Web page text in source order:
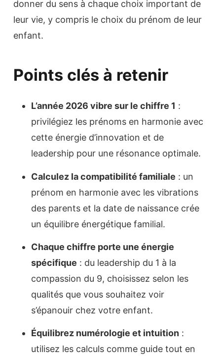
donner du sens à chaque choix important de
leur vie, y compris le choix du prénom de leur
enfant.
Points clés à retenir
L’année 2026 vibre sur le chiffre 1 :
privilégiez les prénoms en harmonie avec
cette énergie d’innovation et de
leadership pour une résonance optimale.
Calculez la compatibilité familiale : un
prénom en harmonie avec les vibrations
des parents et la date de naissance crée
un équilibre énergétique familial.
Chaque chiffre porte une énergie
spécifique : du leadership du 1 à la
compassion du 9, choisissez selon les
qualités que vous souhaitez voir
s’épanouir chez votre enfant.
Équilibrez numérologie et intuition :
utilisez les calculs comme guide tout en